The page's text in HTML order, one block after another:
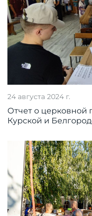
24 августа 2024 г.
Отчет о
Курской и